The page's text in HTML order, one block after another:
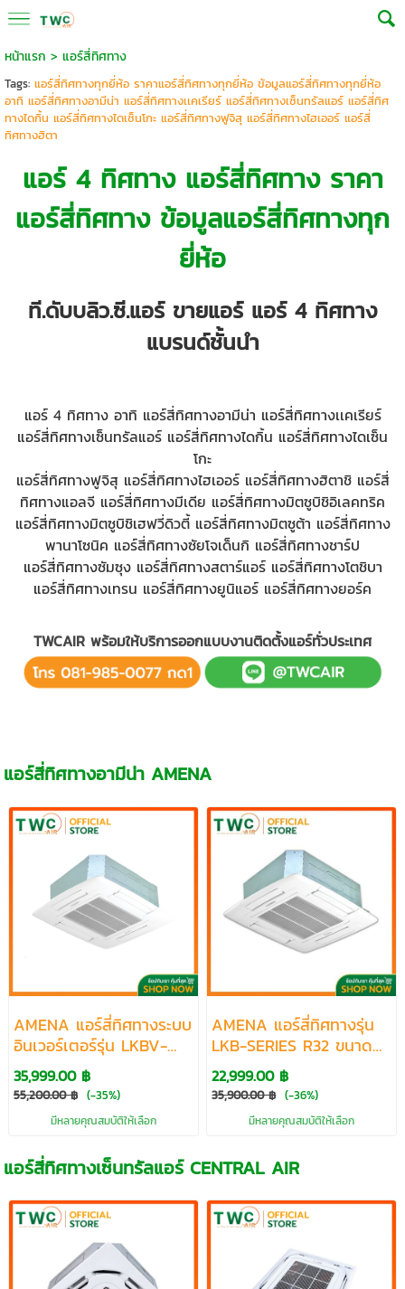
หน้าแรก > แอร์สี่ทิศทาง
Tags: แอร์สี่ทิศทางทุกยี่ห้อ ราคาแอร์สี่ทิศทางทุกยี่ห้อ ข้อมูลแอร์สี่ทิศทางทุกยี่ห้อ
อาทิ แอร์สี่ทิศทางอามีน่า แอร์สี่ทิศทางเเคเรียร์ แอร์สี่ทิศทางเซ็นทรัลแอร์ แอร์สี่ทิศ
ทางไดกิ้น แอร์สี่ทิศทางไดเซ็นโกะ แอร์สี่ทิศทางฟูจิสุ แอร์สี่ทิศทางไฮเออร์ แอร์สี่
ทิศทางฮิตา
แอร์ 4 ทิศทางแอร์สี่ทิศทาง ราคา
แอร์สี่ทิศทาง ข้อมูลแอร์สี่ทิศทางทุก
ยี่ห้อ
ที.ดับบลิว.ซี.แอร์ ขายแอร์ แอร์ 4 ทิศทาง
แบรนด์ชั้นนำ
แอร์ 4 ทิศทางอาทิ แอร์สี่ทิศทางอามีน่า แอร์สี่ทิศทางเเคเรียร์
แอร์สี่ทิศทางเซ็นทรัลแอร์ แอร์สี่ทิศทางไดกิ้น แอร์สี่ทิศทางไดเซ็น
โกะ
แอร์สี่ทิศทางฟูจิสุ แอร์สี่ทิศทางไฮเออร์ แอร์สี่ทิศทางฮิตาชิ แอร์สี่
ทิศทางแอลจี แอร์สี่ทิศทางมีเดีย แอร์สี่ทิศทางมิตซูบิชิอิเลคทริค
แอร์สี่ทิศทางมิตซูบิชิเฮฟวี่ดิวตี้ แอร์สี่ทิศทางมิตซูต้า แอร์สี่ทิศทาง
พานาโซนิค แอร์สี่ทิศทางซัยโจเด็นกิ แอร์สี่ทิศทางชาร์ป
แอร์สี่ทิศทางซัมซุง แอร์สี่ทิศทางสตาร์แอร์ แอร์สี่ทิศทางโตชิบา
แอร์สี่ทิศทางเทรน แอร์สี่ทิศทางยูนิแอร์ แอร์สี่ทิศทางยอร์ค
TWCAIR พร้อมให้บริการออกแบบงานติดตั้งแอร์ทั่วประเทศ
แอร์สี่ทิศทางอามีน่า AMENA
AMENA แอร์สี่ทิศทางระบบ
อินเวอร์เตอร์รุ่น LKBV-
SERIES R32 ขนาด
18500-60000 BTU
35,999.00 ฿
55,200.00 ฿ (-35%)
มีหลายคุณสมบัติให้เลือก
AMENA แอร์สี่ทิศทางรุ่น
LKB-SERIES R32 ขนาด
13000-48000 BTU
22,999.00 ฿
35,900.00 ฿ (-36%)
มีหลายคุณสมบัติให้เลือก
แอร์สี่ทิศทางเซ็นทรัลแอร์ CENTRAL AIR